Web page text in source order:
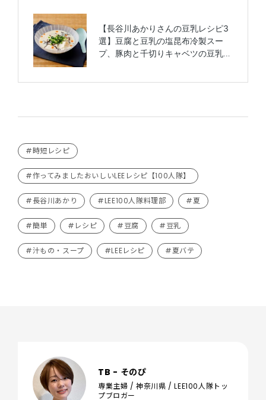
#時短レシピ
#作ってみましたおいしいLEEレシピ【100人隊】
#長谷川あかり #LEE100人隊料理部 #夏
#簡単 #レシピ #豆腐 #豆乳
#汁もの・スープ #LEEレシピ #夏バテ
TB - そのぴ
専業主婦 / 神奈川県 / LEE100人隊トッ
プブロガー